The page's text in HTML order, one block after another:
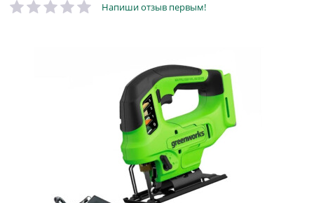
Напиши отзыв первым!